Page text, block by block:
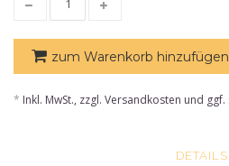
zum Warenkorb hinzufügen
* Inkl. MwSt., zzgl. Versandkosten und
DETAILS